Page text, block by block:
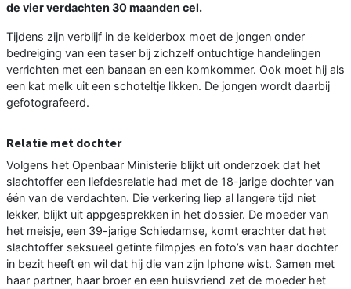
de vier verdachten 30 maanden cel.
Tijdens zijn verblijf in de kelderbox moet de jongen onder
bedreiging van een taser bij zichzelf ontuchtige handelingen
verrichten met een banaan en een komkommer. Ook moet hij als
een kat melk uit een schoteltje likken. De jongen wordt daarbij
gefotografeerd.
Relatie met dochter
Volgens het Openbaar Ministerie blijkt uit onderzoek dat het
slachtoffer een liefdesrelatie had met de 18-jarige dochter van
één van de verdachten. Die verkering liep al langere tijd niet
lekker, blijkt uit appgesprekken in het dossier. De moeder van
het meisje, een 39-jarige Schiedamse, komt erachter dat het
slachtoffer seksueel getinte filmpjes en foto’s van haar dochter
in bezit heeft en wil dat hij die van zijn Iphone wist. Samen met
haar partner, haar broer en een huisvriend zet de moeder het